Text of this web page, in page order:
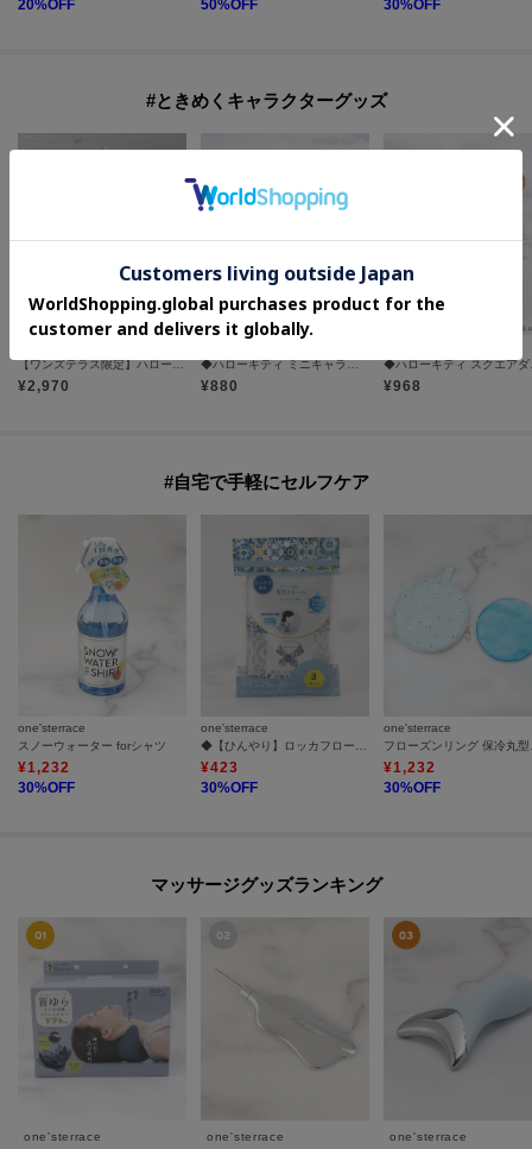
20%OFF 50%OFF 30%OFF
#ときめくキャラクターグッズ
【ワンズテラス限定】ハローキティ 保冷保温バッグ
¥2,970
◆ハローキティ ミニキャラバスケット 日焼け
¥880 ¥968
#自宅で手軽にセルフケア
one'sterrace
スノーウォーター forシャツ
¥1,232
30%OFF
one'sterrace
◆【ひんやり】ロッカフローズン 雪空ストール 3P
¥423
30%OFF
one'sterrace
フ
¥1,232
30%OFF
マッサージグッズランキング
one'sterrace
one'sterrace
one'sterrace